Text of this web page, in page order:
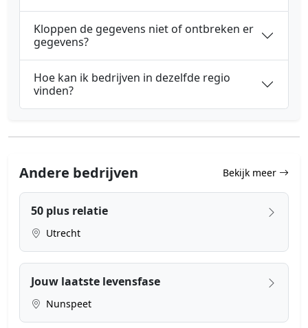
Kloppen de gegevens niet of ontbreken er
gegevens?
Hoe kan ik bedrijven in dezelfde regio
vinden?
Andere bedrijven Bekijk meer
50 plus relatie
Utrecht
Jouw laatste levensfase
Nunspeet